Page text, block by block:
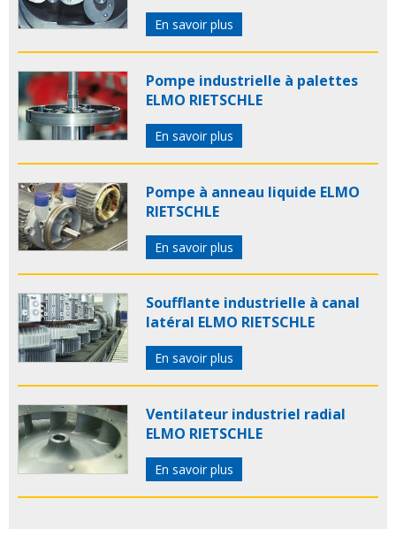
En savoir plus
Pompe industrielle à palettes
ELMO RIETSCHLE
En savoir plus
Pompe à anneau liquide ELMO
RIETSCHLE
En savoir plus
Soufflante industrielle à canal
latéral ELMO RIETSCHLE
En savoir plus
Ventilateur industriel radial
ELMO RIETSCHLE
En savoir plus